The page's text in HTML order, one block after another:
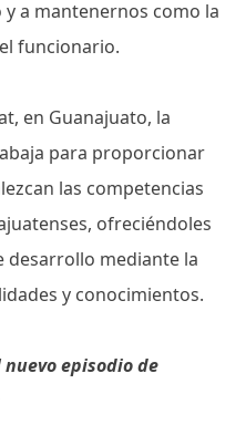
a mantenernos como la
funcionario.
en Guanajuato, la
para proporcionar
las competencias
ofreciéndoles
desarrollo mediante la
y conocimientos.
episodio de